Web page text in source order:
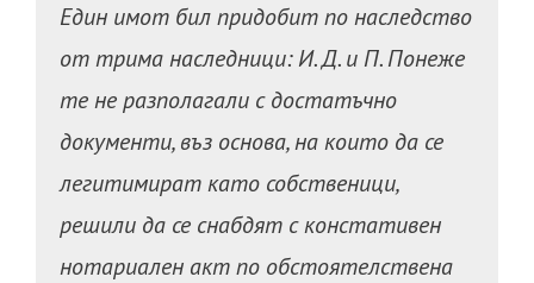
Един имот бил придобит по наследство
от трима наследници: И. Д. и П. Понеже
те не разполагали с достатъчно
документи, въз основа, на които да се
легитимират като собственици,
решили да се снабдят с констативен
нотариален акт по обстоятелствена